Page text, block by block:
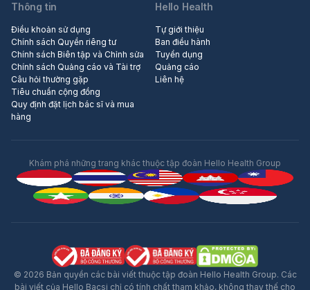
Thông tin
Điều khoản sử dụng
Chính sách Quyền riêng tư
Chính sách Biên tập và Chỉnh sửa
Chính sách Quảng cáo và Tài trợ
Câu hỏi thường gặp
Tiêu chuẩn cộng đồng
Quy định đặt lịch bác sĩ và mua
hàng
Hello Health
Tự giới thiệu
Ban điều hành
Tuyển dụng
Quảng cáo
Liên hệ
Khám phá những trang khác thuộc tập đoàn Hello Health Group
© 2026 Bản quyền các bài viết thuộc tập đoàn Hello Health Group. Các
bài viết của Hello Bacsi chỉ có tính chất tham khảo, không thay thế cho